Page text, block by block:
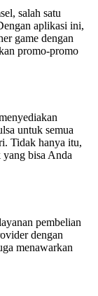
salah satu
aplikasi ini,
game dengan
promo-promo
untuk semua
Tidak hanya itu,
bisa Anda
pembelian
dengan
menawarkan